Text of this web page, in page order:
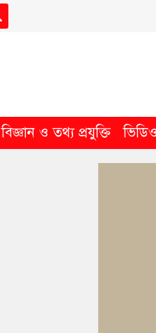
বিজ্ঞান ও তথ্য প্রযুক্তি ভিডিও